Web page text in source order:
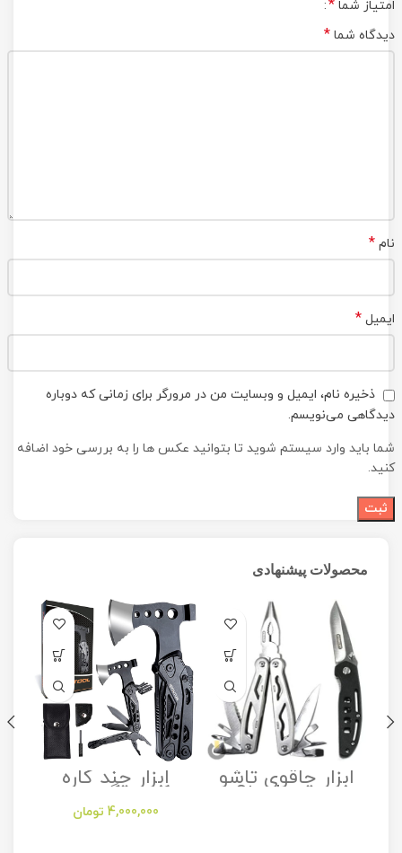
امتیاز شما *
دیدگاه شما *
نام *
ایمیل *
ذخیره نام، ایمیل و وبسایت من در مرورگر برای زمانی که دوباره
دیدگاهی می‌نویسم.
شما باید وارد سیستم شوید تا بتوانید عکس ها را به بررسی خود اضافه
کنید.
محصولات پیشنهادی
ابزار چاقوی تاشو
مدل Stanley
ابزار چند کاره
کمپینگ مدل
Camping
Multitool
4,000,000 تومان